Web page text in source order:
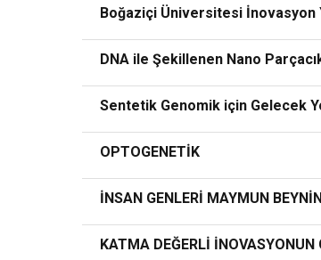
Boğaziçi Üniversitesi İnovasyon
DNA ile Şekillenen Nano
Sentetik Genomik için Gelecek
OPTOGENETİK
İNSAN GENLERİ MAYMUN
KATMA DEĞERLİ